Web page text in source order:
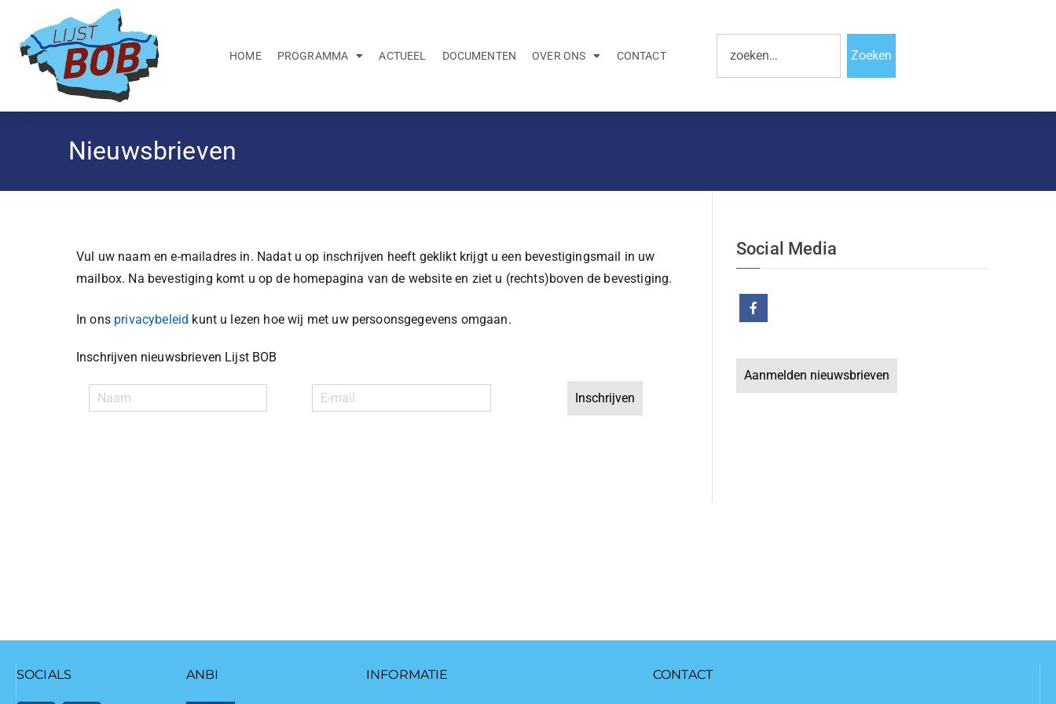
HOME PROGRAMMA ACTUEEL DOCUMENTEN OVER ONS CONTACT Zoeken
Nieuwsbrieven
Vul uw naam en e-mailadres in. Nadat u op inschrijven heeft geklikt krijgt u een bevestigingsmail in uw
mailbox. Na bevestiging komt u op de homepagina van de website en ziet u (rechts)boven de bevestiging.
In ons privacybeleid kunt u lezen hoe wij met uw persoonsgegevens omgaan.
Inschrijven nieuwsbrieven Lijst BOB
Inschrijven
Social Media
Aanmelden nieuwsbrieven
SOCIALS ANBI INFORMATIE CONTACT